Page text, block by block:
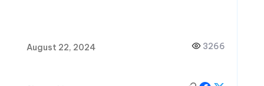
August 22, 2024 3266